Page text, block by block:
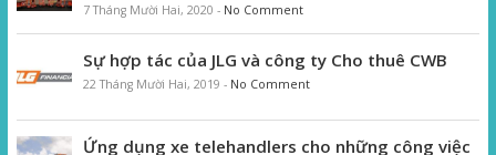
7 Tháng Mười Hai, 2020 - No Comment
Sự hợp tác của JLG và công ty Cho thuê CWB
22 Tháng Mười Hai, 2019 - No Comment
Ứng dụng xe telehandlers cho những công việc